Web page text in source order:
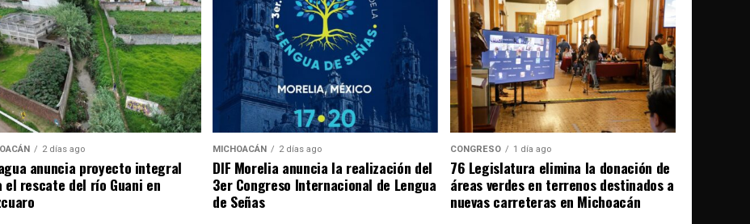
2 días ago
anuncia proyecto integral
el rescate del río Guani en
MICHOACÁN 2 días ago
DIF Morelia anuncia la realización del
3er Congreso Internacional de Lengua
de Señas
CONGRESO 1 día ago
76 Legislatura elimina la donación de
áreas verdes en terrenos destinados a
nuevas carreteras en Michoacán